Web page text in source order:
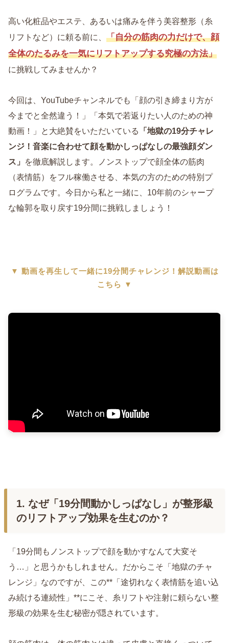
高い化粧品やエステ、あるいは痛みを伴う美容整形（糸
リフトなど）に頼る前に、「自分の筋肉の力だけで、顔
全体のたるみを一気にリフトアップする究極の方法」
に挑戦してみませんか？
今回は、YouTubeチャンネルでも「顔の引き締まり方が
今までと全然違う！」「本気で若返りたい人のための神
動画！」と大絶賛をいただいている
「地獄の19分チャレ
ンジ！音楽に合わせて顔を動かしっぱなしの最強顔ダン
ス」 を徹底解説します。ノンストップで顔全体の筋肉
（表情筋）をフル稼働させる、本気の方のための特別プ
ログラムです。今日から私と一緒に、10年前のシャープ
な輪郭を取り戻す19分間に挑戦しましょう！
▼ 動画を再生して一緒に19分間チャレンジ！解説動画は
こちら ▼
1. なぜ「19分間動かしっぱなし」が整形級
のリフトアップ効果を生むのか？
「19分間もノンストップで顔を動かすなんて大変そ
う…」と思うかもしれません。だからこそ「地獄のチャ
レンジ」なのですが、この**「途切れなく表情筋を追い込
み続ける連続性」**にこそ、糸リフトや注射に頼らない整
形級の効果を生む秘密が隠されています。